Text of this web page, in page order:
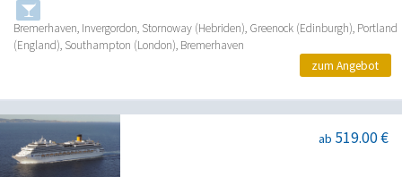
Bremerhaven, Invergordon, Stornoway (Hebriden), Greenock (Edinburgh), Portland
(England), Southampton (London), Bremerhaven
zum Angebot
ab 519.00 €